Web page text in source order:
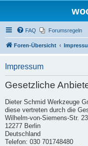
FAQ Forumsregeln
Foren-Übersicht
Impressum
Gesetzliche
Dieter Schmid Werkzeuge
diese vertreten durch die
Wilhelm-von-Siemens-Str. 23
12277 Berlin
Deutschland
Telefon: 030 701748480